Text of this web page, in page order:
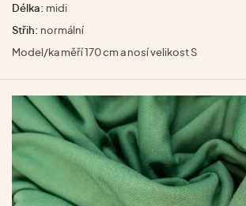
Délka: midi
Střih: normální
Model/ka měří 170 cm a nosí velikost S